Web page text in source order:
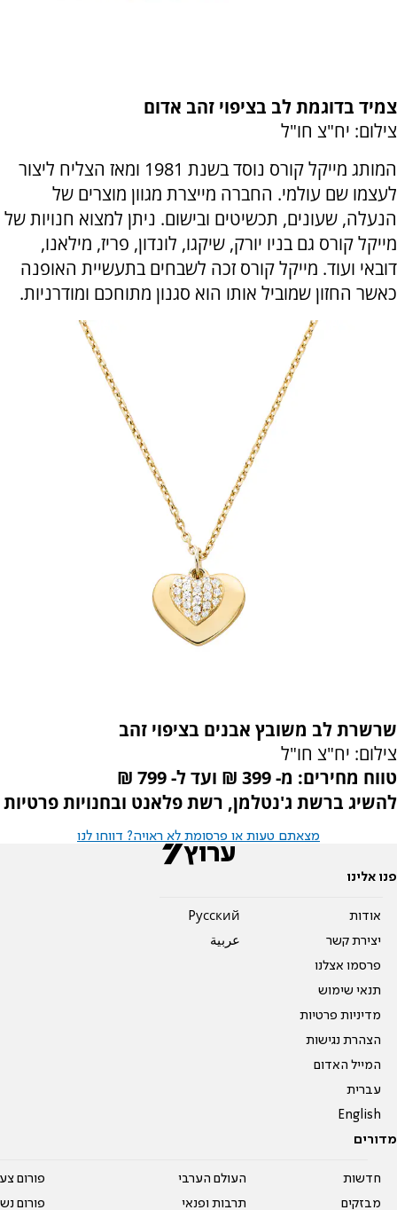
צמיד בדוגמת לב בציפוי זהב אדום
צילום: יח"צ חו"ל
המותג מייקל קורס נוסד בשנת 1981 ומאז הצליח ליצור
לעצמו שם עולמי. החברה מייצרת מגוון מוצרים של
הנעלה, שעונים, תכשיטים ובישום. ניתן למצוא חנויות של
מייקל קורס גם בניו יורק, שיקגו, לונדון, פריז, מילאנו,
דובאי ועוד. מייקל קורס זכה לשבחים בתעשיית האופנה
כאשר החזון שמוביל אותו הוא סגנון מתוחכם ומודרניות.
שרשרת לב משובץ אבנים בציפוי זהב
צילום: יח"צ חו"ל
טווח מחירים: מ- 399 ₪ ועד ל- 799 ₪
להשיג ברשת ג'נטלמן, רשת פלאנט ובחנויות פרטיות
מצאתם טעות או פרסומת לא ראויה? דווחו לנו
פנו אלינו
אודות
יצירת קשר
פרסמו אצלנו
תנאי שימוש
מדיניות פרטיות
הצהרת נגישות
המייל האדום
עברית
English
Pусский
عربية
מדורים
חדשות
מבזקים
העולם הערבי
תרבות ופנאי
פורום
פורום